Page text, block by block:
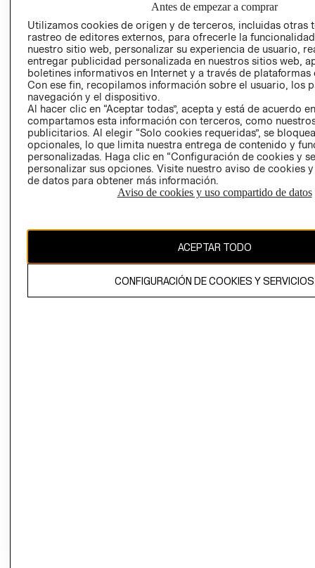
TRANSPARENCIA
Y ÉTICA (INGLÉS)
COMERCIO - SIC
PETICIONES
QUEJAS Y
RECLAMOS
Colombia ($)
CAMBIAR REGIÓN
El contenido de esta página web está protegido por copyright y es
propiedad de H&M Hennes & Mauritz AB.
Antes de empezar a comprar
Utilizamos cookies de origen y de terceros, incluidas otras
rastreo de editores externos, para ofrecerle la
nuestro sitio web, personalizar su experiencia de usuario,
entregar publicidad personalizada en nuestros sitios web,
boletines informativos en Internet y a través de plataformas
Con ese fin, recopilamos información sobre el usuario, los
navegación y el dispositivo.
Al hacer clic en “Aceptar todas”, acepta y está de acuerdo
compartamos esta información con terceros, como
publicitarios. Al elegir “Solo cookies requeridas”, se
opcionales, lo que limita nuestra entrega de contenido y
personalizadas. Haga clic en “Configuración de cookies y
personalizar sus opciones. Visite nuestro aviso de cookies
de datos para obtener más información.
Aviso de cookies y uso compartido de datos
ACEPTAR TODO
CONFIGURACIÓN DE COOKIES Y SERVICIOS